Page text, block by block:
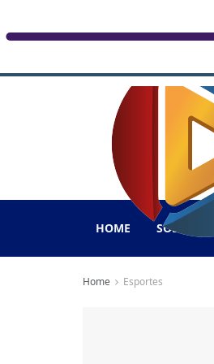
HOME SOBRE NÓS
Home Esportes